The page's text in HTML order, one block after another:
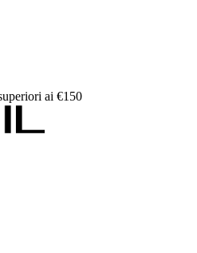
ai €150